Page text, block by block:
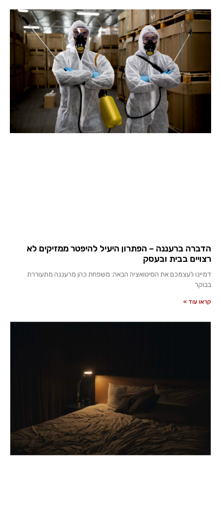
הדברה ברעננה – הפתרון היעיל להיפטר ממזיקים לא
רצויים בבית ובעסק
דמיינו לעצמכם את הסיטואציה הבאה: משפחת כהן מרעננה מתעוררת
בבוקר
קראו עוד »